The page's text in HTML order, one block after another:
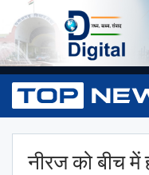
नीरज को बीच में